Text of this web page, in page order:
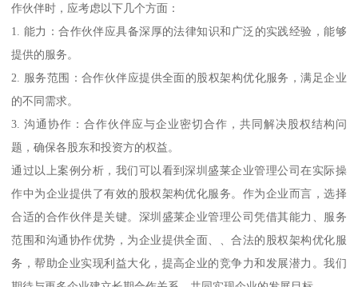
作伙伴时，应考虑以下几个方面：
1. 能力：合作伙伴应具备深厚的法律知识和广泛的实践经验，能够
提供的服务。
2. 服务范围：合作伙伴应提供全面的股权架构优化服务，满足企业
的不同需求。
3. 沟通协作：合作伙伴应与企业密切合作，共同解决股权结构问
题，确保各股东和投资方的权益。
通过以上案例分析，我们可以看到深圳盛莱企业管理公司在实际操
作中为企业提供了有效的股权架构优化服务。作为企业而言，选择
合适的合作伙伴是关键。深圳盛莱企业管理公司凭借其能力、服务
范围和沟通协作优势，为企业提供全面、、合法的股权架构优化服
务，帮助企业实现利益大化，提高企业的竞争力和发展潜力。我们